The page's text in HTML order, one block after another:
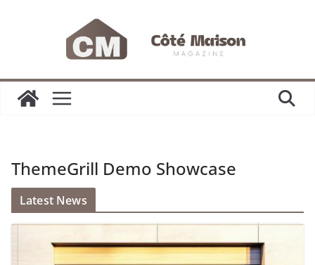
ThemeGrill Demo Showcase
Latest News